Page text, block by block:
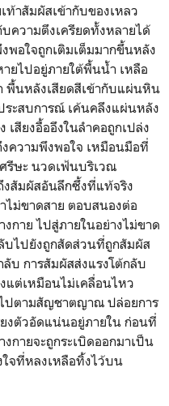
ท้าสัมผัสเข้ากับของเหลว
ความตึงเครียดทั้งหลายได้
อใจถูกเติมเต็มมากขึ้นหลัง
ยไปอยู่ภายใต้พื้นน้ำ เหลือ
พื้นหลังเสียดสีเข้ากับแผ่นหิน
ะสบการณ์ เค้นคลึงแผ่นหลัง
สียงอื้ออึงในลำคอถูกเปล่ง
ความพึงพอใจ เหมือนมือที่
รีษะ นวดเฟ้นบริเวณ
สัมผัสอันลึกซึ้งที่แท้จริง
ไม่ขาดสาย ตอบสนองต่อ
กาย ไปสู่ภายในอย่างไม่ขาด
บไปยังถูกสัดส่วนที่ถูกสัมผัส
บ การสัมผัสส่งแรงโต้กลับ
แต่เหมือนไม่เคลื่อนไหว
ปตามสัญชาตญาณ ปล่อยการ
งตัวอัดแน่นอยู่ภายใน ก่อนที่
กายจะถูกระเบิดออกมาเป็น
จที่หลงเหลือทิ้งไว้บน